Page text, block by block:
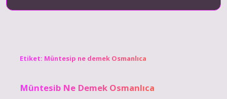
Etiket: Müntesip ne demek Osmanlıca
Müntesib Ne Demek Osmanlıca